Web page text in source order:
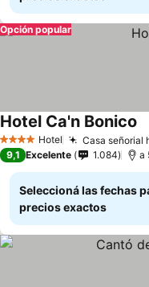
Opción popular
4 EstrellasHotel Casa señorial
Hotel Ca'n Bonico
9,1 Excelente 1.084 a
Seleccioná las fechas
precios exactos